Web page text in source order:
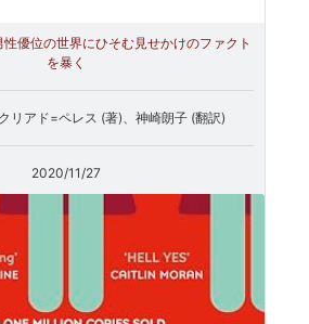
優位の世界にひそむ見せかけのファクト
を暴く
リアド=ペレス (著)、神崎朗子 (翻訳)
2020/11/27